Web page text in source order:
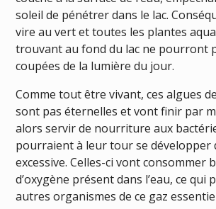
soleil de pénétrer dans le lac.
vire au vert et toutes les plantes
trouvant au fond du lac ne pourront
coupées de la lumière du jour.
Comme tout être vivant, ces algues
sont pas éternelles et vont finir par
alors servir de nourriture aux
pourraient à leur tour se développer
excessive. Celles-ci vont consommer
d’oxygène présent dans l’eau, ce qui
autres organismes de ce gaz